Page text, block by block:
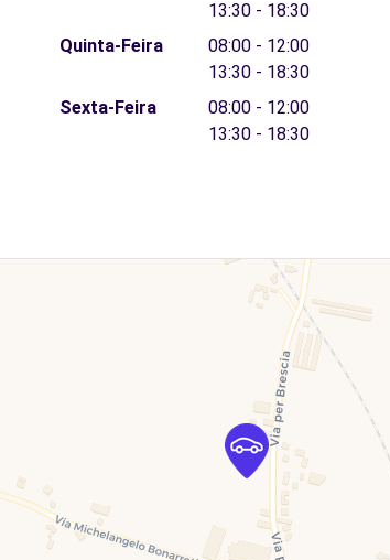
13:30 - 18:30
Quinta-Feira
08:00 - 12:00
13:30 - 18:30
Sexta-Feira
08:00 - 12:00
13:30 - 18:30